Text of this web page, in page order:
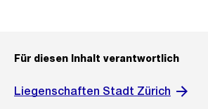
Für diesen Inhalt verantwortlich
Liegenschaften Stadt Zürich